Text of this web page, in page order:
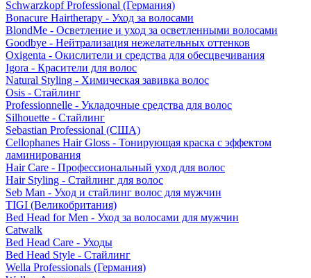
Schwarzkopf Professional (Германия)
Bonacure Hairtherapy - Уход за волосами
BlondMe - Осветление и уход за осветленными волосами
Goodbye - Нейтрализация нежелательных оттенков
Oxigenta - Окислители и средства для обесцвечивания
Igora - Красители для волос
Natural Styling - Химическая завивка волос
Osis - Стайлинг
Professionnelle - Укладочные средства для волос
Silhouette - Стайлинг
Sebastian Professional (США)
Cellophanes Hair Gloss - Тонирующая краска с эффектом
ламинирования
Hair Care - Профессиональный уход для волос
Hair Styling - Стайлинг для волос
Seb Man - Уход и стайлинг волос для мужчин
TIGI (Великобритания)
Bed Head for Men - Уход за волосами для мужчин
Catwalk
Bed Head Care - Уходы
Bed Head Style - Стайлинг
Wella Professionals (Германия)